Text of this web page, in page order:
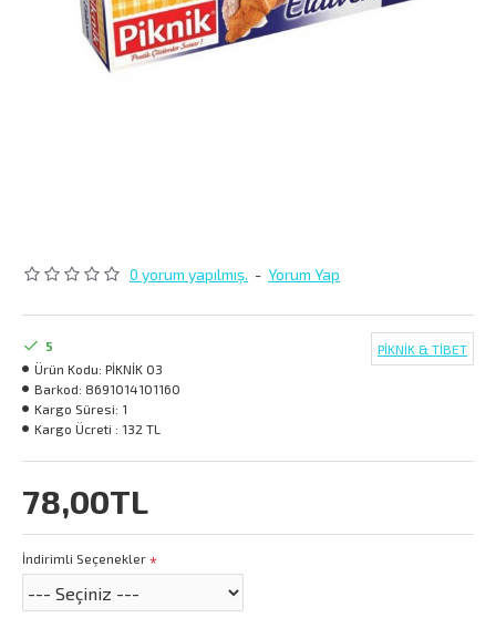
0 yorum yapılmış. - Yorum Yap
78,00TL
5
Ürün Kodu: PİKNİK 03
Barkod: 8691014101160
Kargo Süresi: 1
Kargo Ücreti : 132 TL
PİKNİK & TİBET
İndirimli Seçenekler